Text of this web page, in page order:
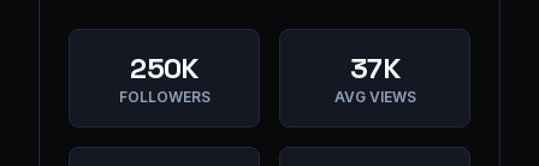
250K
FOLLOWERS
37K
AVG VIEWS